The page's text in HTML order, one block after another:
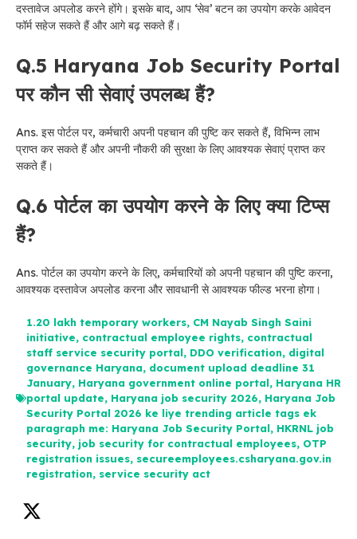
दस्तावेज अपलोड करने होंगे। इसके बाद, आप ‘सेव’ बटन का उपयोग करके आवेदन
फॉर्म सहेज सकते हैं और आगे बढ़ सकते हैं।
Q.5 Haryana Job Security Portal
पर कौन सी सेवाएं उपलब्ध हैं?
Ans. इस पोर्टल पर, कर्मचारी अपनी पहचान की पुष्टि कर सकते हैं, विभिन्न लाभ
प्राप्त कर सकते हैं और अपनी नौकरी की सुरक्षा के लिए आवश्यक सेवाएं प्राप्त कर
सकते हैं।
Q.6 पोर्टल का उपयोग करने के लिए क्या टिप्स
हैं?
Ans. पोर्टल का उपयोग करने के लिए, कर्मचारियों को अपनी पहचान की पुष्टि करना,
आवश्यक दस्तावेज अपलोड करना और सावधानी से आवश्यक फील्ड भरना होगा।
1.20 lakh temporary workers, CM Nayab Singh Saini
initiative, contractual employee rights, contractual
staff service security portal, DDO verification, digital
governance Haryana, document upload deadline 31
January, Haryana government online portal, Haryana HR
portal update, Haryana job security 2026, Haryana Job
Security Portal 2026 ke liye trending article tags ek
paragraph me: Haryana Job Security Portal, HKRNL job
security, job security for contractual employees, OTP
registration issues, secureemployees.csharyana.gov.in
registration, service security act